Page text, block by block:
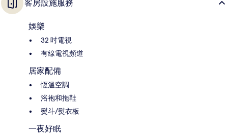
客房設施服務
娛樂
32 吋電視
有線電視頻道
居家配備
恆溫空調
浴袍和拖鞋
熨斗/熨衣板
一夜好眠